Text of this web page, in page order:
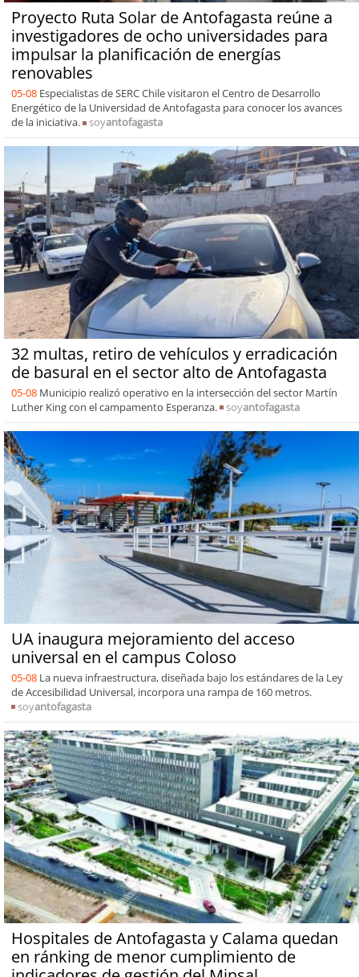
Proyecto Ruta Solar de Antofagasta reúne a
investigadores de ocho universidades para
impulsar la planificación de energías
renovables
05-08 Especialistas de SERC Chile visitaron el Centro de Desarrollo
Energético de la Universidad de Antofagasta para conocer los avances
de la iniciativa.
soyantofagasta
32 multas, retiro de vehículos y erradicación
de basural en el sector alto de Antofagasta
05-08 Municipio realizó operativo en la intersección del sector Martín
Luther King con el campamento Esperanza.
soyantofagasta
UA inaugura mejoramiento del acceso
universal en el campus Coloso
05-08 La nueva infraestructura, diseñada bajo los estándares de la Ley
de Accesibilidad Universal, incorpora una rampa de 160 metros.
soyantofagasta
Hospitales de Antofagasta y Calama quedan
en ránking de menor cumplimiento de